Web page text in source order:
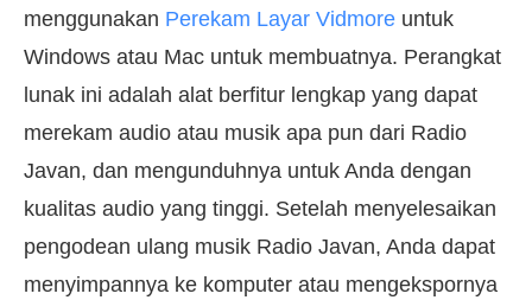
menggunakan Perekam Layar Vidmore untuk
Windows atau Mac untuk membuatnya. Perangkat
lunak ini adalah alat berfitur lengkap yang dapat
merekam audio atau musik apa pun dari Radio
Javan, dan mengunduhnya untuk Anda dengan
kualitas audio yang tinggi. Setelah menyelesaikan
pengodean ulang musik Radio Javan, Anda dapat
menyimpannya ke komputer atau mengekspornya